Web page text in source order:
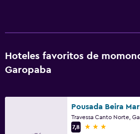
Hoteles favoritos de
Garopaba
Pousada Beira Mar
Travessa Canto Norte,
7,8
3 estrellas